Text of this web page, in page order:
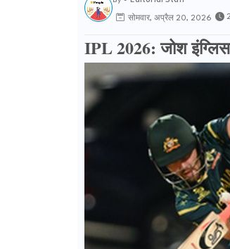
सोमवार, अप्रैल 20, 2026
IPL 2026: जोश इंग्लिस